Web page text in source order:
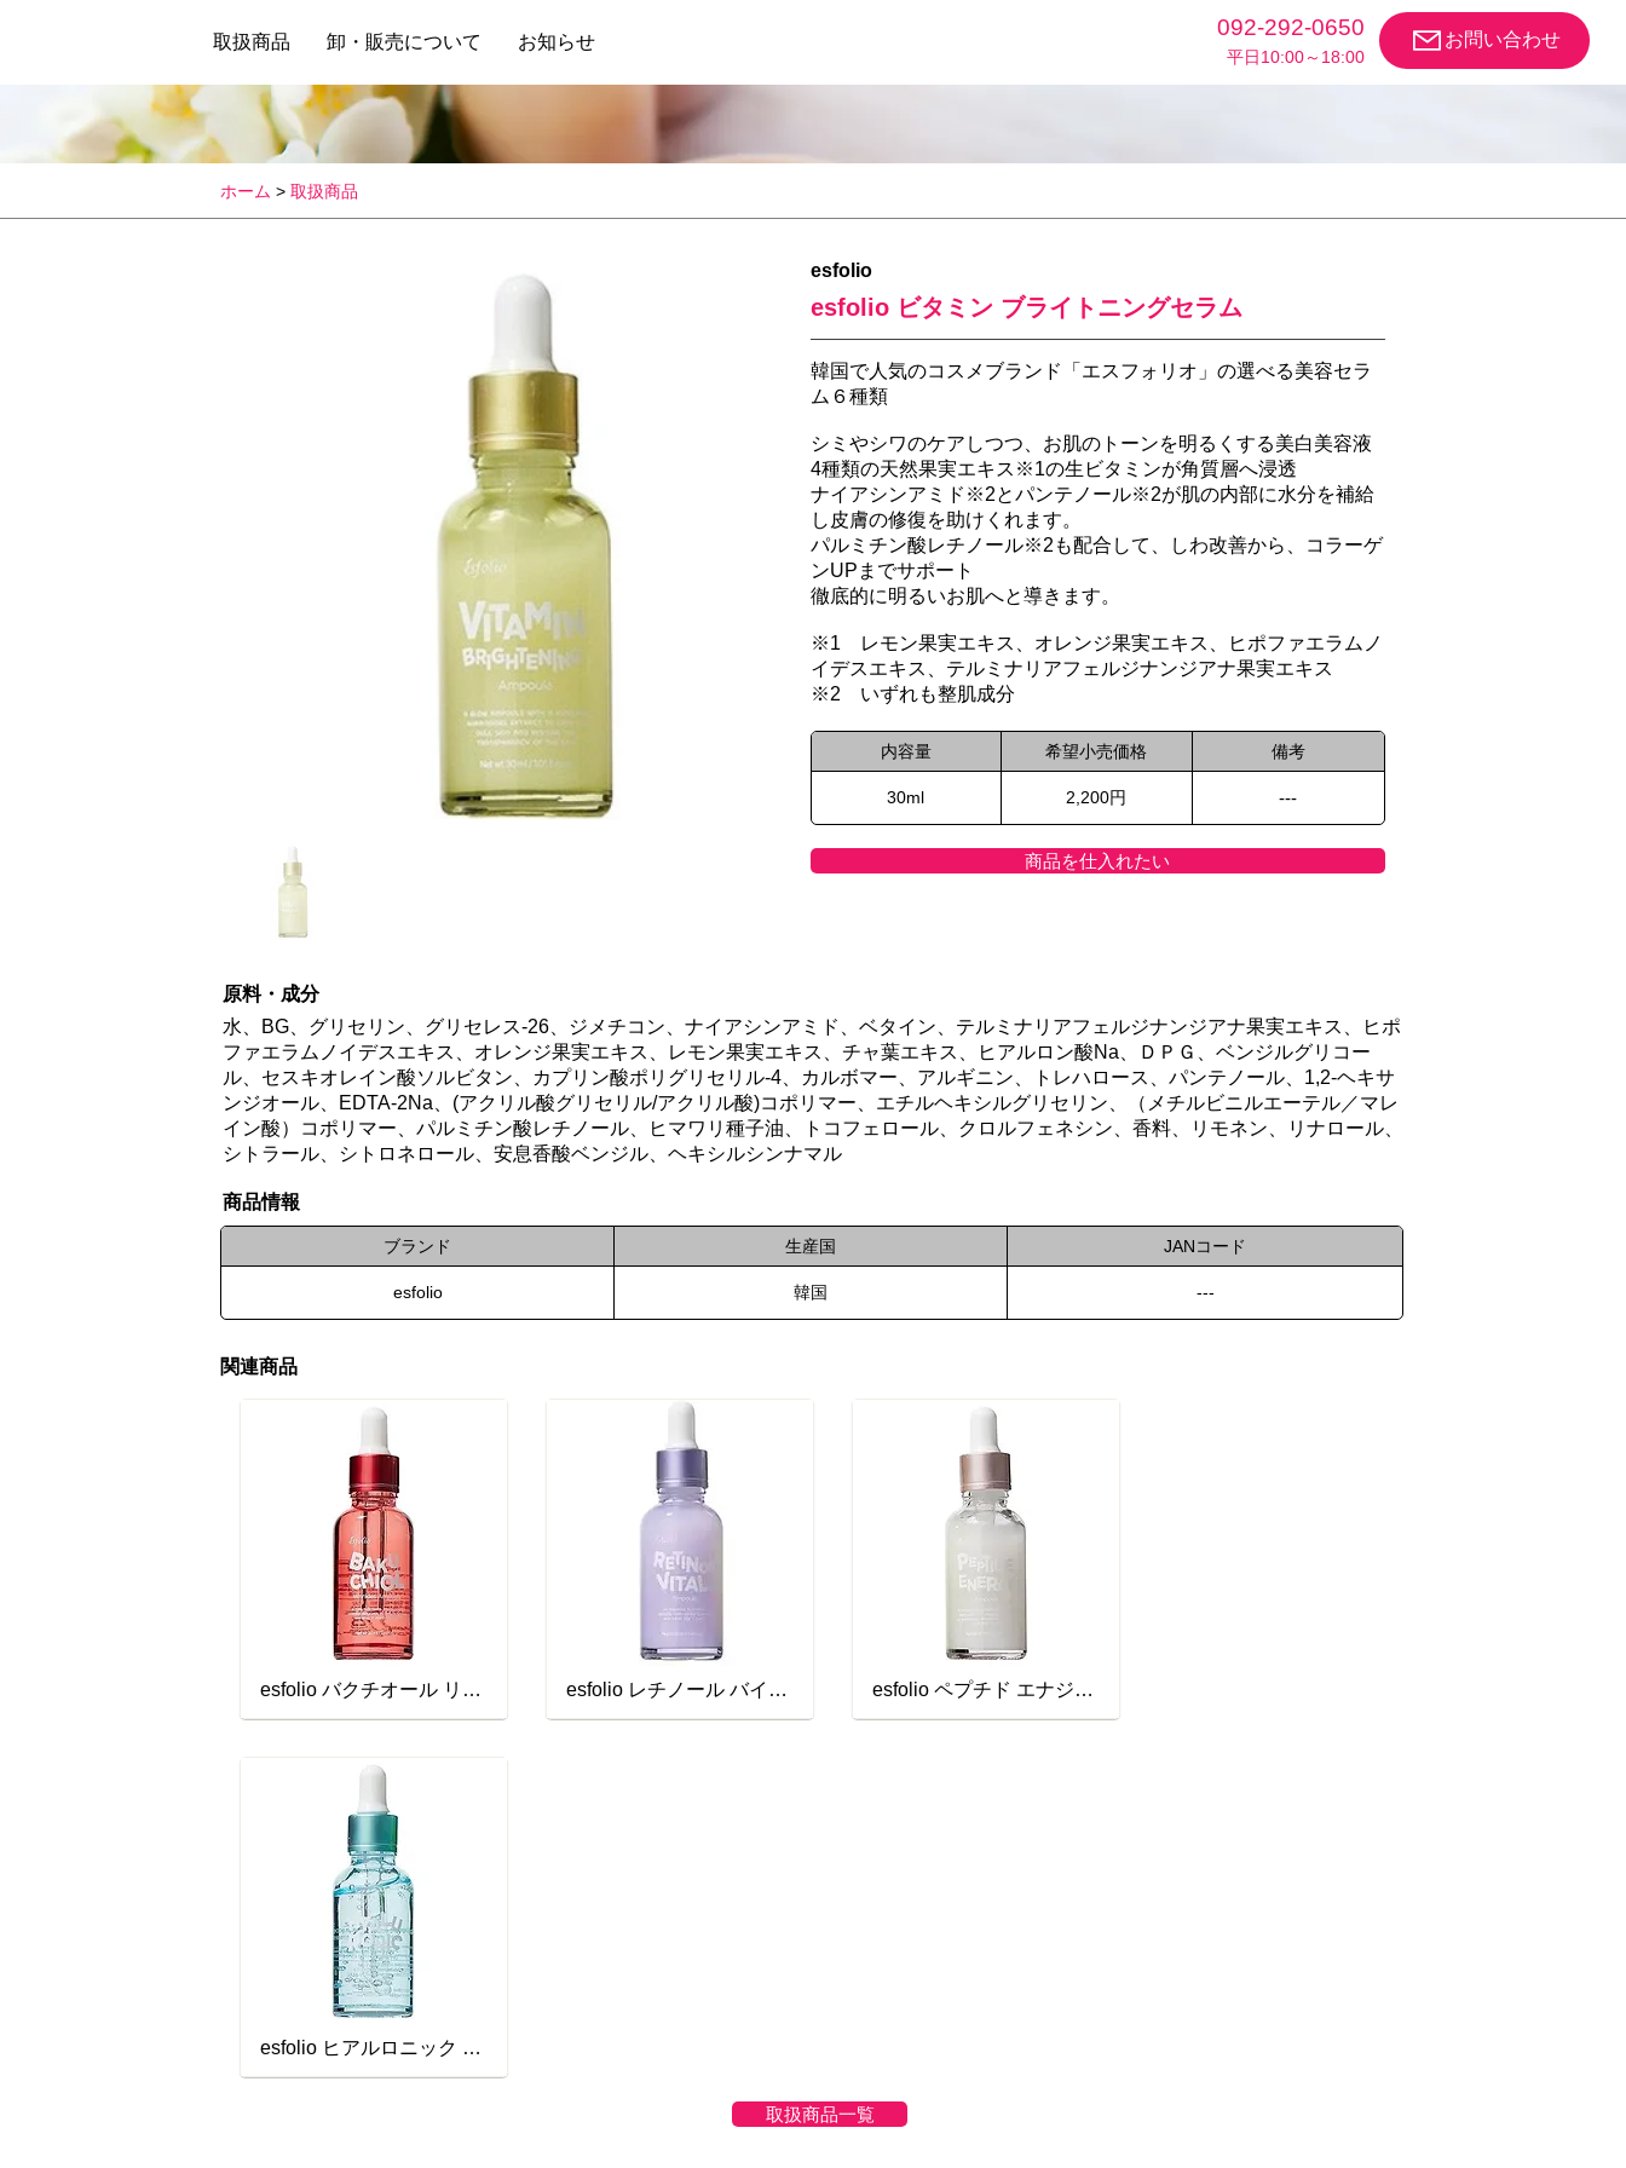
取扱商品 卸・販売について お知らせ
092-292-0650
​平日10:00～18:00
お問い合わせ
ホーム > 取扱商品
esfolio
esfolio ビタミン ブライトニングセラム
韓国で人気のコスメブランド「エスフォリオ」の選べる美容セラ
ム６種類
シミやシワのケアしつつ、お肌のトーンを明るくする美白美容液
4種類の天然果実エキス※1の生ビタミンが角質層へ浸透
ナイアシンアミド※2とパンテノール※2が肌の内部に水分を補給
し皮膚の修復を助けくれます。
パルミチン酸レチノール※2も配合して、しわ改善から、コラーゲ
ンUPまでサポート
徹底的に明るいお肌へと導きます。
※1 レモン果実エキス、オレンジ果実エキス、ヒポファエラムノ
イデスエキス、テルミナリアフェルジナンジアナ果実エキス
※2 いずれも整肌成分
内容量 希望小売価格 備考
30ml 2,200円 ---
商品を仕入れたい
原料・成分
水、BG、グリセリン、グリセレス-26、ジメチコン、ナイアシンアミド、ベタイン、テルミナリアフェルジナンジアナ果実エキス、ヒポ
ファエラムノイデスエキス、オレンジ果実エキス、レモン果実エキス、チャ葉エキス、ヒアルロン酸Na、ＤＰＧ、ベンジルグリコー
ル、セスキオレイン酸ソルビタン、カプリン酸ポリグリセリル-4、カルボマー、アルギニン、トレハロース、パンテノール、1,2-ヘキサ
ンジオール、EDTA-2Na、(アクリル酸グリセリル/アクリル酸)コポリマー、エチルヘキシルグリセリン、（メチルビニルエーテル／マレ
イン酸）コポリマー、パルミチン酸レチノール、ヒマワリ種子油、トコフェロール、クロルフェネシン、香料、リモネン、リナロール、
シトラール、シトロネロール、安息香酸ベンジル、ヘキシルシンナマル
​商品情報
ブランド 生産国 JANコード
esfolio 韓国 ---
関連商品
esfolio バクチオール リンクルセラム esfolio レチノール バイタルセラム esfolio ペプチド エナジーセラム
esfolio ヒアルロニック モイスチャライジングセラム
取扱商品一覧